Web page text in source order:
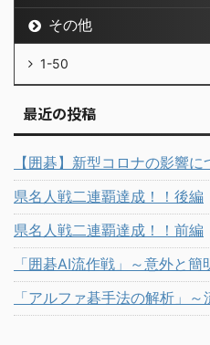
その他
1-50
最近の投稿
【囲碁】新型コロナの影響に
県名人戦二連覇達成！！後編
県名人戦二連覇達成！！前編
「囲碁AI流作戦」～意外と簡
「アルファ碁手法の解析」～